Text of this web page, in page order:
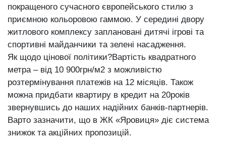
покращеного сучасного європейського стилю з
приємною кольоровою гаммою. У середині двору
житлового комплексу заплановані дитячі ігрові та
спортивні майданчики та зелені насадження.
Як щодо цінової політики?Вартість квадратного
метра – від 10 900грн/м2 з можливістю
розтермінування платежів на 12 місяців. Також
можна придбати квартиру в кредит на 20років
звернувшись до наших надійних банків-партнерів.
Варто зазначити, що в ЖК «Яровиця» діє система
знижок та акційних пропозицій.